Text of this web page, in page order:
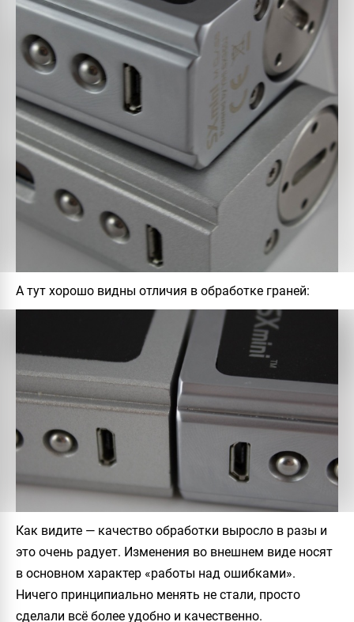
А тут хорошо видны отличия в обработке граней:
Как видите — качество обработки выросло в разы и
это очень радует. Изменения во внешнем виде носят
в основном характер «работы над ошибками».
Ничего принципиально менять не стали, просто
сделали всё более удобно и качественно.